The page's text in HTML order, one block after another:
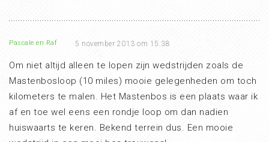
Pascale en Raf 5 november 2013 om 15:38
Om niet altijd alleen te lopen zijn wedstrijden zoals de
Mastenbosloop (10 miles) mooie gelegenheden om toch
kilometers te malen. Het Mastenbos is een plaats waar ik
af en toe wel eens een rondje loop om dan nadien
huiswaarts te keren. Bekend terrein dus. Een mooie